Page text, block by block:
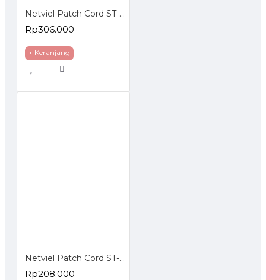
Netviel Patch Cord ST-LC Singlemode
Rp306.000
+ Keranjang
Netviel Patch Cord ST-SC Multimode
Rp208.000